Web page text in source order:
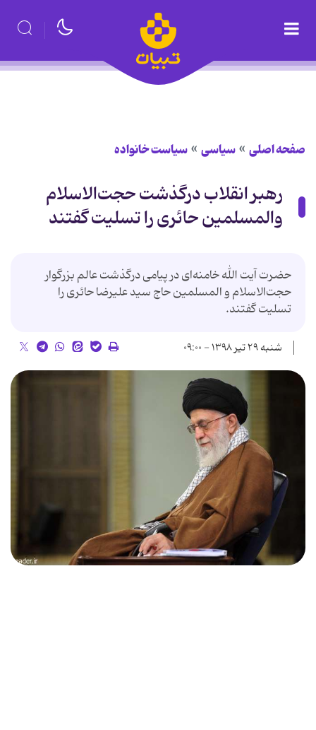
صفحه اصلی سیاسی سیاست خانواده
رهبر انقلاب درگذشت حجت‌الاسلام
والمسلمین حائری را تسلیت گفتند
حضرت آیت الله خامنه‌ای در پیامی درگذشت عالم بزرگوار
حجت‌الاسلام و المسلمین حاج سید علیرضا حائری را
تسلیت گفتند.
شنبه ۲۹ تیر ۱۳۹۸ - ۰۹:۰۰